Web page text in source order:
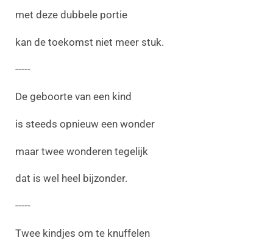
met deze dubbele portie
kan de toekomst niet meer stuk.
-----
De geboorte van een kind
is steeds opnieuw een wonder
maar twee wonderen tegelijk
dat is wel heel bijzonder.
-----
Twee kindjes om te knuffelen